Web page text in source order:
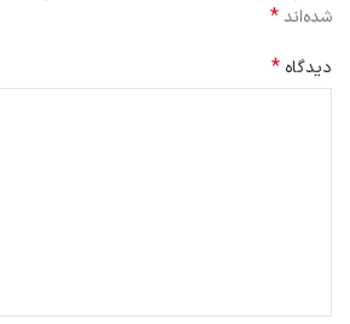
شده‌اند*
دیدگاه *